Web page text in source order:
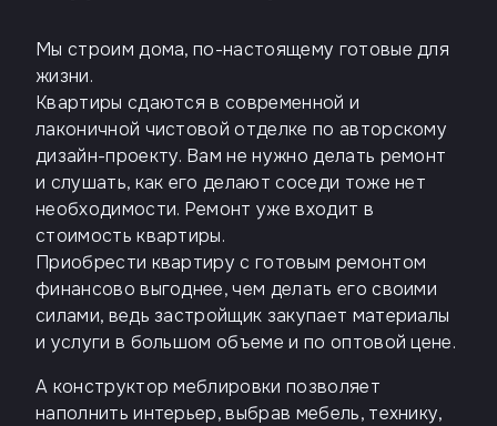
Мы строим дома, по-настоящему готовые для
жизни.
Квартиры сдаются в современной и
лаконичной чистовой отделке по авторскому
дизайн-проекту. Вам не нужно делать ремонт
и слушать, как его делают соседи тоже нет
необходимости. Ремонт уже входит в
стоимость квартиры.
Приобрести квартиру с готовым ремонтом
финансово выгоднее, чем делать его своими
силами, ведь застройщик закупает материалы
и услуги в большом объеме и по оптовой цене.
А конструктор меблировки позволяет
наполнить интерьер, выбрав мебель, технику,